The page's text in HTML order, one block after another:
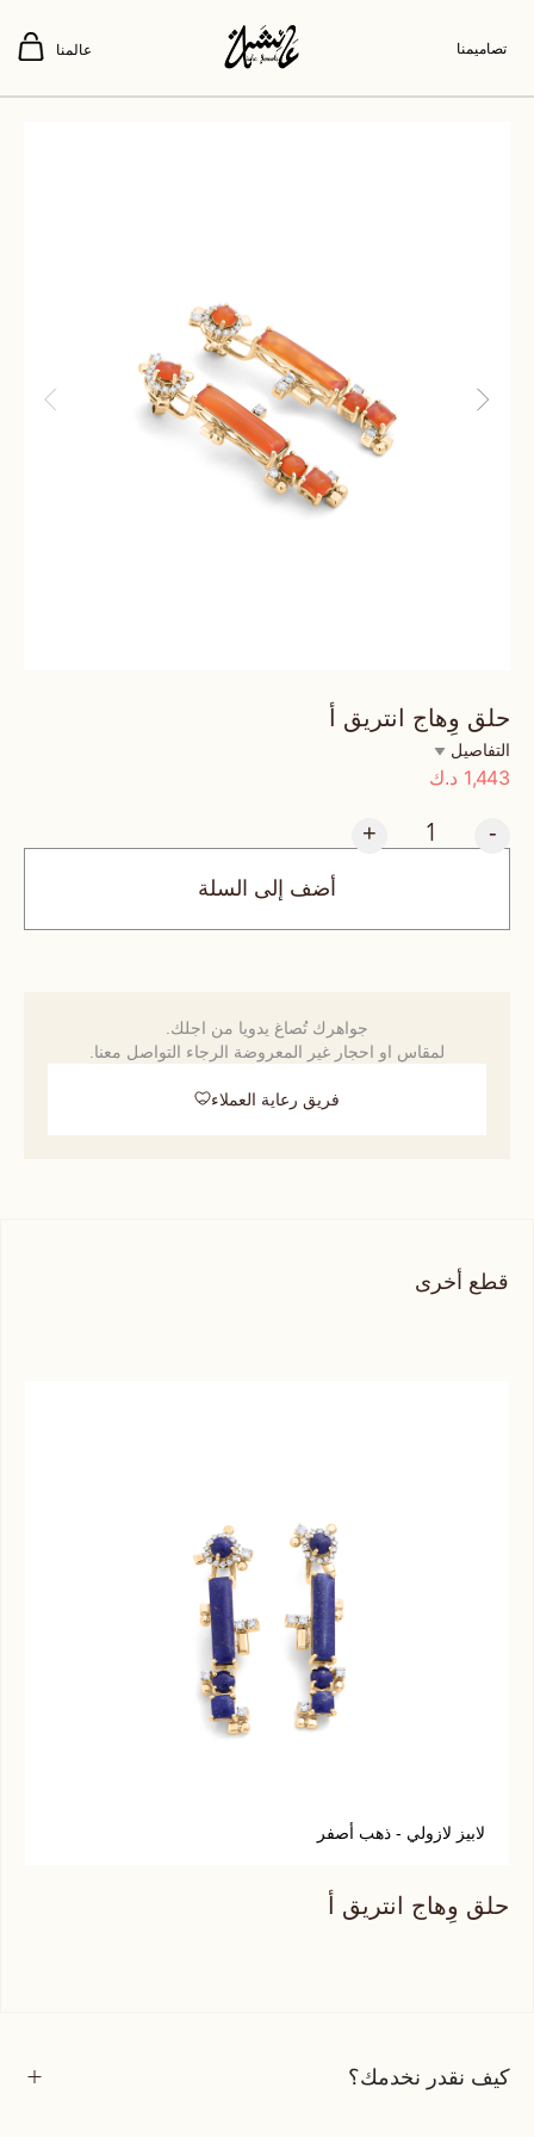
تصاميمنا عالمنا
حلق وِهاج انتريق أ
التفاصيل
1,443 د.ك
-
+
أضف إلى السلة
جواهرك تُصاغ يدويا من اجلك.
لمقاس او احجار غير المعروضة الرجاء التواصل معنا.
فريق رعاية العملاء
قطع أخرى
لابيز لازولي - ذهب أصفر
حلق وِهاج انتريق أ
كيف نقدر نخدمك؟